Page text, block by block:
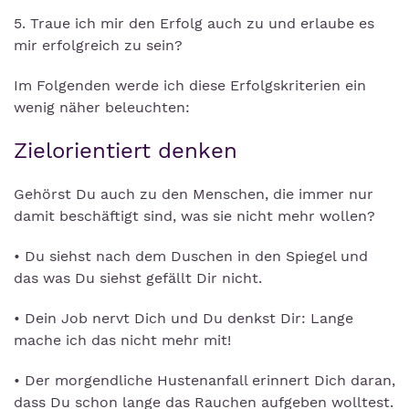
5. Traue ich mir den Erfolg auch zu und erlaube es
mir erfolgreich zu sein?
Im Folgenden werde ich diese Erfolgskriterien ein
wenig näher beleuchten:
Zielorientiert denken
Gehörst Du auch zu den Menschen, die immer nur
damit beschäftigt sind, was sie nicht mehr wollen?
• Du siehst nach dem Duschen in den Spiegel und
das was Du siehst gefällt Dir nicht.
• Dein Job nervt Dich und Du denkst Dir: Lange
mache ich das nicht mehr mit!
• Der morgendliche Hustenanfall erinnert Dich daran,
dass Du schon lange das Rauchen aufgeben wolltest.